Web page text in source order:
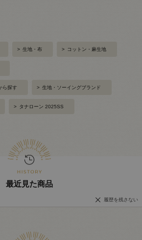
> 生地・布 > コットン・麻生地
ら探す > 生地・ソーイングブランド
> タナローン 2025SS
最近見た商品
履歴を残さない